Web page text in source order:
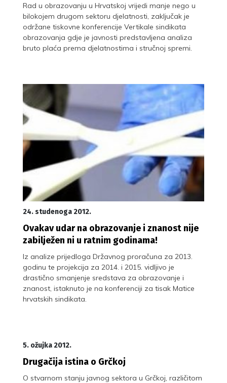
Rad u obrazovanju u Hrvatskoj vrijedi manje nego u
bilokojem drugom sektoru djelatnosti, zaključak je
održane tiskovne konferencije Vertikale sindikata
obrazovanja gdje je javnosti predstavljena analiza
bruto plaća prema djelatnostima i stručnoj spremi.
24. studenoga 2012.
Ovakav udar na obrazovanje i znanost nije
zabilježen ni u ratnim godinama!
Iz analize prijedloga Državnog proračuna za 2013.
godinu te projekcija za 2014. i 2015. vidljivo je
drastično smanjenje sredstava za obrazovanje i
znanost, istaknuto je na konferenciji za tisak Matice
hrvatskih sindikata.
5. ožujka 2012.
Drugačija istina o Grčkoj
O stvarnom stanju javnog sektora u Grčkoj, različitom